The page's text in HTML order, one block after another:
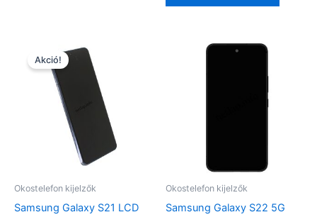
Akció!
Okostelefon kijelzők
Samsung Galaxy S21 LCD
Okostelefon kijelzők
Samsung Galaxy S22 5G